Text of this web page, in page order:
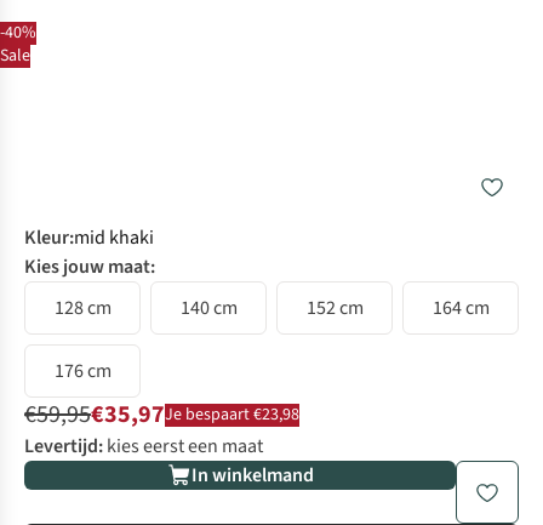
-40%
Sale
Kleur:mid khaki
Kies jouw maat:
128 cm
140 cm 152 cm 164 cm
176 cm
€59,95€35,97Je bespaart €23,98
Levertijd:kies eerst een maat
In winkelmand